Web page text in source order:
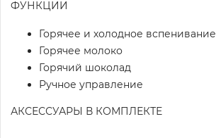
ФУНКЦИИ
Горячее и холодное вспенивание
Горячее молоко
Горячий шоколад
Ручное управление
АКСЕССУАРЫ В КОМПЛЕКТЕ